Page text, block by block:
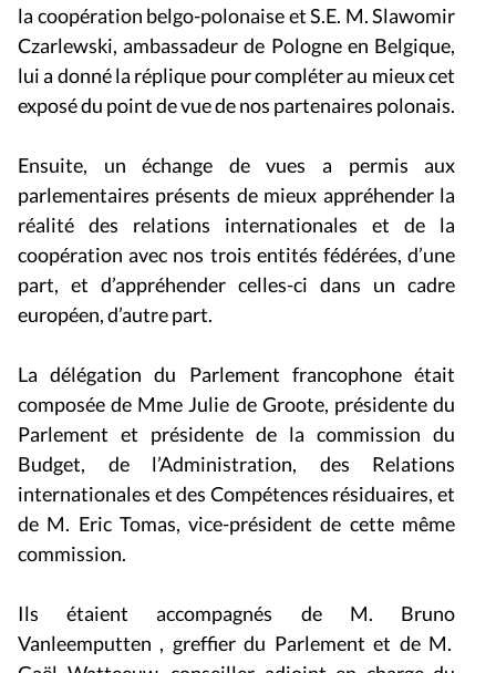
la coopération belgo-polonaise et S.E. M. Slawomir
Czarlewski, ambassadeur de Pologne en Belgique,
lui a donné la réplique pour compléter au mieux cet
exposé du point de vue de nos partenaires polonais.
Ensuite, un échange de vues a permis aux
parlementaires présents de mieux appréhender la
réalité des relations internationales et de la
coopération avec nos trois entités fédérées, d’une
part, et d’appréhender celles-ci dans un cadre
européen, d’autre part.
La délégation du Parlement francophone était
composée de Mme Julie de Groote, présidente du
Parlement et présidente de la commission du
Budget, de l’Administration, des Relations
internationales et des Compétences résiduaires, et
de M. Eric Tomas, vice-président de cette même
commission.
Ils étaient accompagnés de M. Bruno
Vanleemputten , greffier du Parlement et de M.